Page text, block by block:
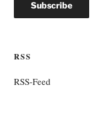
RSS
RSS-Feed